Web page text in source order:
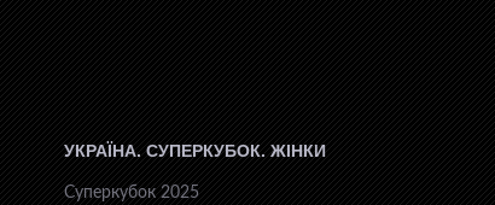
УКРАЇНА. СУПЕРКУБОК. ЖІНКИ
Суперкубок 2025